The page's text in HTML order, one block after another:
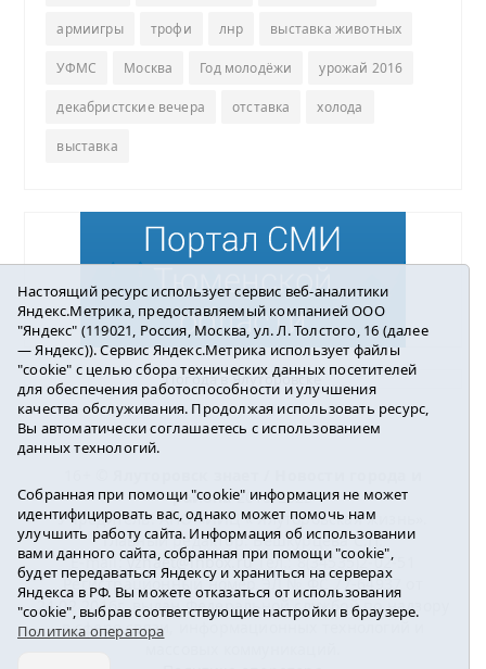
армиигры трофи лнр выставка животных
УФМС Москва Год молодёжи урожай 2016
декабристские вечера отставка холода
выставка
Погода в Ялуторовске
района2016-2023
Учредитель: АНО «ИИЦ « Ялуторовская жизнь».
Главный редактор: Вешкурцева С.П.
E-mail:yznaet@inbox.ruТел.: 8(34535)2-02-51
Регистрационный номер ЭЛ № ФС 77-64937 от
24.02.2016г. выдан Федеральной службой по надзору
в сфере связи, информационных технологий и
Настоящий ресурс использует сервис веб-аналитики
Яндекс.Метрика, предоставляемый компанией ООО
"Яндекс" (119021, Россия, Москва, ул. Л. Толстого, 16 (далее
— Яндекс)). Сервис Яндекс.Метрика использует файлы
"cookie" с целью сбора технических данных посетителей
для обеспечения работоспособности и улучшения
качества обслуживания. Продолжая использовать ресурс,
Вы автоматически соглашаетесь с использованием
данных технологий.
Собранная при помощи "cookie" информация не может
идентифицировать вас, однако может помочь нам
улучшить работу сайта. Информация об использовании
вами данного сайта, собранная при помощи "cookie",
будет передаваться Яндексу и храниться на серверах
Яндекса в РФ. Вы можете отказаться от использования
"cookie", выбрав соответствующие настройки в браузере.
Политика оператора